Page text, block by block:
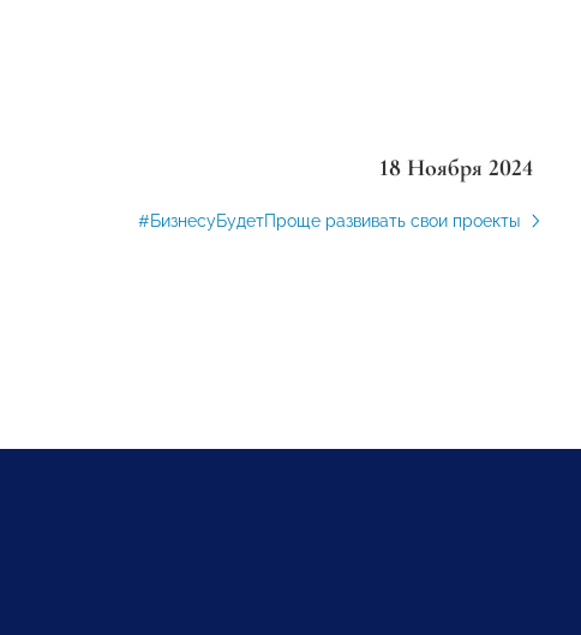
18 Ноября 2024
#БизнесуБудетПроще развивать свои проекты